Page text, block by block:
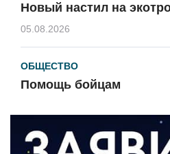
Новый настил на
05.08.2026
ОБЩЕСТВО
Помощь бойцам
ВЛАСТЬ